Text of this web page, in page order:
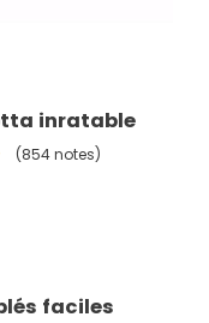
inratable
(854 notes)
faciles